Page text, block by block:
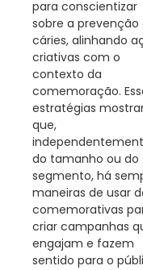
para conscientizar
sobre a prevenção
cáries, alinhando
criativas com o
contexto da
comemoração.
estratégias
que,
do tamanho ou do
segmento, há
maneiras de usar
comemorativas
criar campanhas
engajam e fazem
sentido para o